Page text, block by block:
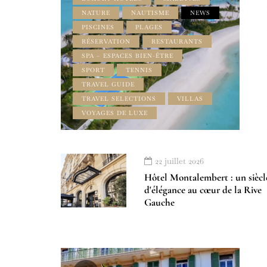
NATURE
NAUTISME
NEWS
PISCINES
PLAGES
RÉSERVATION
RESTAURANTS
SPA – ESPACES BIEN-ÊTRE
SPORT
TENNIS
TRAVEL GUIDE
TRAVEL SELECTIONS
VILLAS
VOYAGES DE LUXE
22 juillet 2026
Hôtel Montalembert : un
d'élégance au cœur de la Rive
Gauche